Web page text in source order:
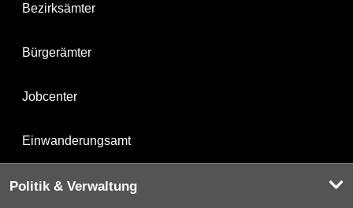
Bezirksämter
Bürgerämter
Jobcenter
Einwanderungsamt
Politik & Verwaltung